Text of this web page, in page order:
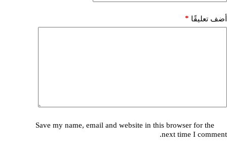
أضف تعليقًا *
Save my name, email and website in this browser for the
next time I comment.